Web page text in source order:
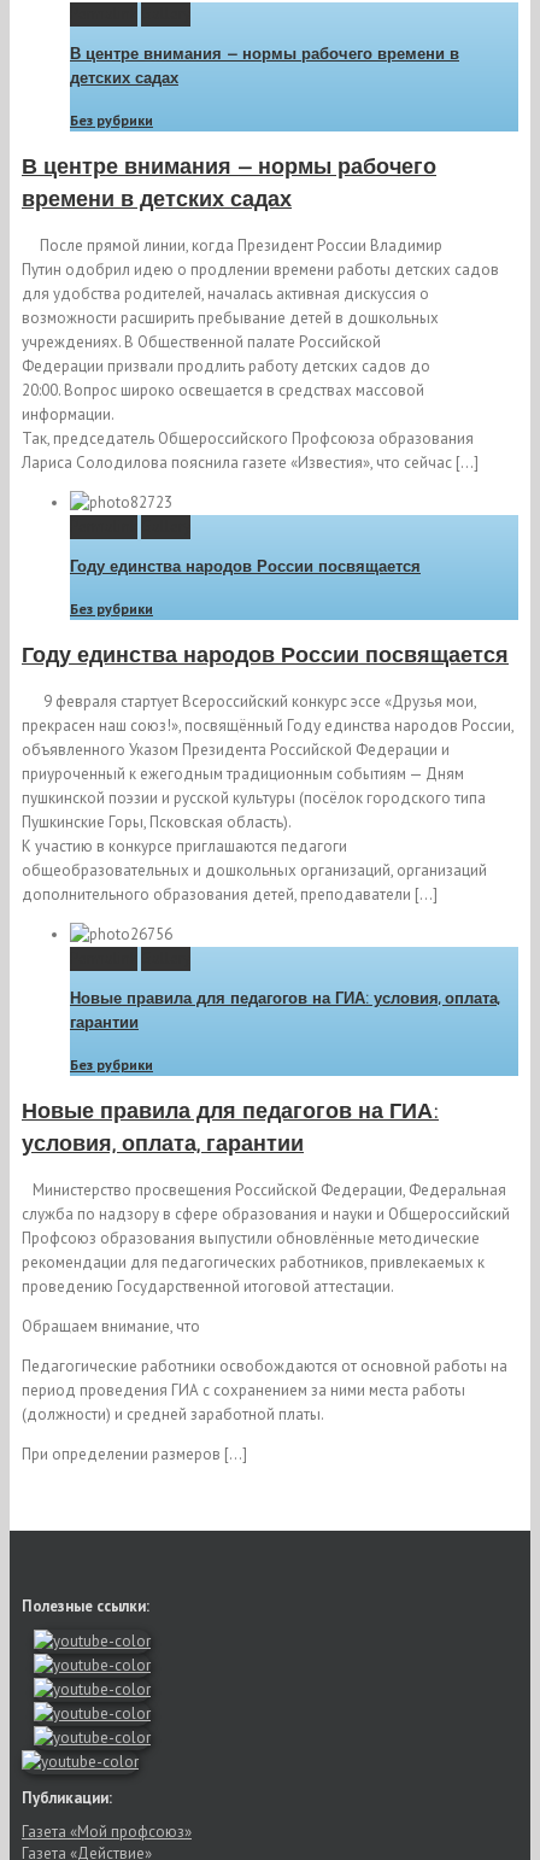
В центре внимания — нормы рабочего времени в
детских садах
Без рубрики
В центре внимания — нормы рабочего
времени в детских садах
После прямой линии, когда Президент России Владимир
Путин одобрил идею о продлении времени работы детских садов
для удобства родителей, началась активная дискуссия о
возможности расширить пребывание детей в дошкольных
учреждениях. В Общественной палате Российской
Федерации призвали продлить работу детских садов до
20:00. Вопрос широко освещается в средствах массовой
информации.
Так, председатель Общероссийского Профсоюза образования
Лариса Солодилова пояснила газете «Известия», что сейчас […]
Году единства народов России посвящается
Без рубрики
Году единства народов России посвящается
9 февраля стартует Всероссийский конкурс эссе «Друзья мои,
прекрасен наш союз!», посвящённый Году единства народов России,
объявленного Указом Президента Российской Федерации и
приуроченный к ежегодным традиционным событиям — Дням
пушкинской поэзии и русской культуры (посёлок городского типа
Пушкинские Горы, Псковская область).
К участию в конкурсе приглашаются педагоги
общеобразовательных и дошкольных организаций, организаций
дополнительного образования детей, преподаватели […]
Новые правила для педагогов на ГИА: условия, оплата,
гарантии
Без рубрики
Новые правила для педагогов на ГИА:
условия, оплата, гарантии
Министерство просвещения Российской Федерации, Федеральная
служба по надзору в сфере образования и науки и Общероссийский
Профсоюз образования выпустили обновлённые методические
рекомендации для педагогических работников, привлекаемых к
проведению Государственной итоговой аттестации.
Обращаем внимание, что
Педагогические работники освобождаются от основной работы на
период проведения ГИА с сохранением за ними места работы
(должности) и средней заработной платы.
При определении размеров […]
Полезные ссылки:
Публикации:
Газета «Мой профсоюз»
Газета «Действие»